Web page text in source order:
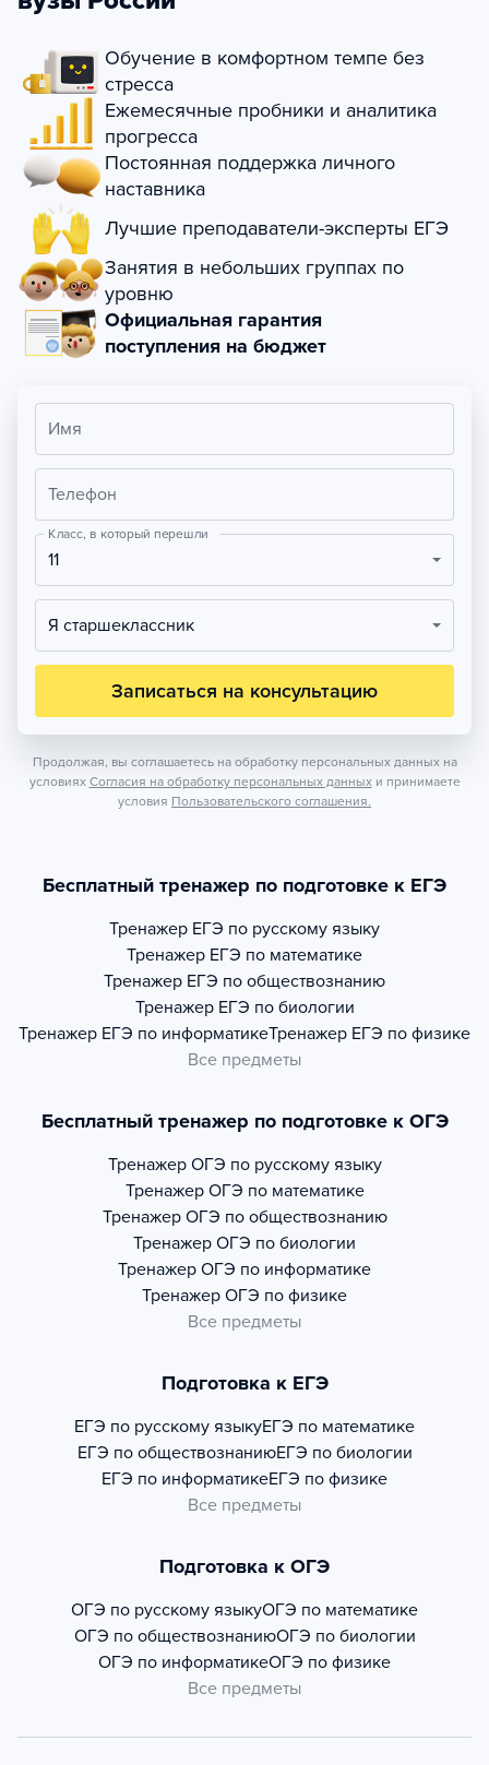
Обучение в комфортном темпе без
стресса
Ежемесячные пробники и аналитика
прогресса
Постоянная поддержка личного
наставника
Лучшие преподаватели-эксперты ЕГЭ
Занятия в небольших группах по
уровню
Официальная гарантия
поступления на бюджет
Имя
Телефон
Класс, в который перешли
11
Я старшеклассник
Записаться на консультацию
Продолжая, вы соглашаетесь на обработку персональных данных на
условиях Согласия на обработку персональных данных и принимаете
условия Пользовательского соглашения.
Бесплатный тренажер по подготовке к ЕГЭ
Тренажер ЕГЭ по русскому языку
Тренажер ЕГЭ по математике
Тренажер ЕГЭ по обществознанию
Тренажер ЕГЭ по биологии
Тренажер ЕГЭ по информатикеТренажер ЕГЭ по физике
Все предметы
Бесплатный тренажер по подготовке к ОГЭ
Тренажер ОГЭ по русскому языку
Тренажер ОГЭ по математике
Тренажер ОГЭ по обществознанию
Тренажер ОГЭ по биологии
Тренажер ОГЭ по информатике
Тренажер ОГЭ по физике
Все предметы
Подготовка к ЕГЭ
ЕГЭ по русскому языкуЕГЭ по математике
ЕГЭ по обществознаниюЕГЭ по биологии
ЕГЭ по информатикеЕГЭ по физике
Все предметы
Подготовка к ОГЭ
ОГЭ по русскому языкуОГЭ по математике
ОГЭ по обществознаниюОГЭ по биологии
ОГЭ по информатикеОГЭ по физике
Все предметы